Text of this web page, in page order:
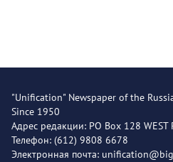
"Unification" Newspaper of the
Since 1950
Адрес редакции: PO Box 128 WEST
Телефон: (612) 9808 6678
Электронная почта: